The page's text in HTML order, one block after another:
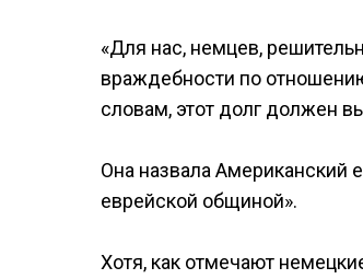
«Для нас, немцев,
враждебности по
словам, этот долг должен
Она назвала Американский
еврейской общиной».
Хотя, как отмечают